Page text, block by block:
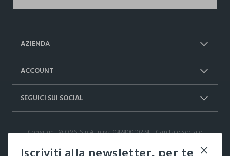
AZIENDA
Dichiarazione accessibilità
ACCOUNT
17)
SEGUICI SUI SOCIAL
TikTok
Copyright © OVS S.p.A, p.iva 04240010274 - Capitale sociale